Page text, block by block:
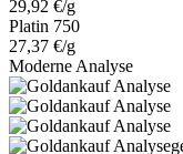
29,92 €/g
Platin 750
27,37 €/g
Moderne Analyse